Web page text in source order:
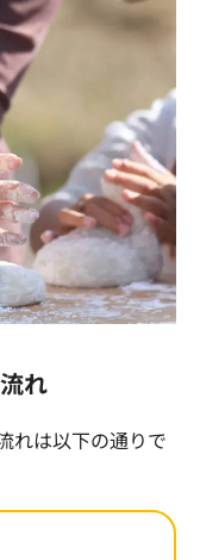
れ
れは以下の通りで